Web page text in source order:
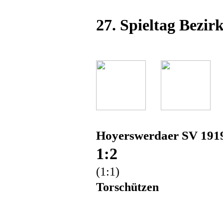
27. Spieltag
Hoyerswerdaer SV
1:2
(1:1)
Torschützen